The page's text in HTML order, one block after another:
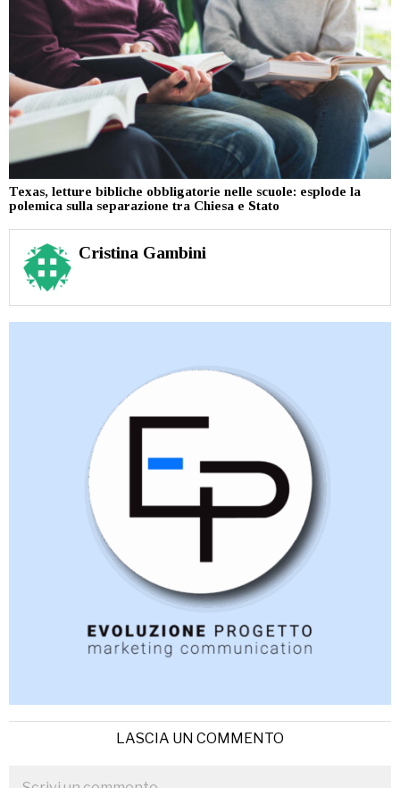
Texas, letture bibliche obbligatorie nelle scuole: esplode la
polemica sulla separazione tra Chiesa e Stato
Cristina Gambini
LASCIA UN COMMENTO